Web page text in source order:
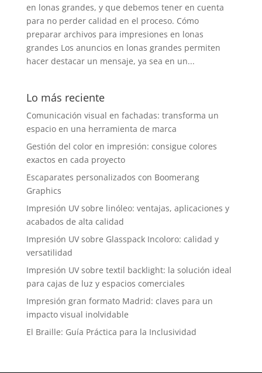
en lonas grandes, y que debemos tener en cuenta
para no perder calidad en el proceso. Cómo
preparar archivos para impresiones en lonas
grandes Los anuncios en lonas grandes permiten
hacer destacar un mensaje, ya sea en un...
Lo más reciente
Comunicación visual en fachadas: transforma un
espacio en una herramienta de marca
Gestión del color en impresión: consigue colores
exactos en cada proyecto
Escaparates personalizados con Boomerang
Graphics
Impresión UV sobre linóleo: ventajas, aplicaciones y
acabados de alta calidad
Impresión UV sobre Glasspack Incoloro: calidad y
versatilidad
Impresión UV sobre textil backlight: la solución ideal
para cajas de luz y espacios comerciales
Impresión gran formato Madrid: claves para un
impacto visual inolvidable
El Braille: Guía Práctica para la Inclusividad